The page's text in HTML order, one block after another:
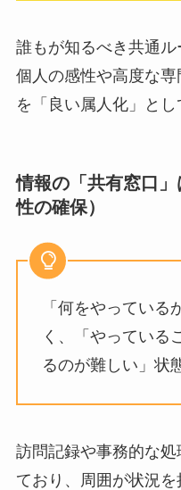
誰もが知るべき共通ル
個人の感性や高度な
を「良い属人化」とし
情報の「共有窓口
性の確保）
「何をやっている
く、「やっている
るのが難しい」状
訪問記録や事務的な
ており、周囲が状況